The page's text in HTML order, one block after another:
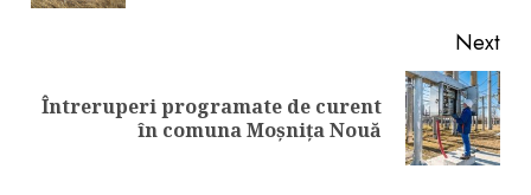
Next
Next
Întreruperi programate de curent
în comuna Moșnița Nouă